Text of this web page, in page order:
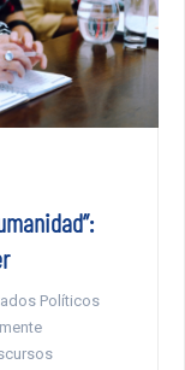
Políticos